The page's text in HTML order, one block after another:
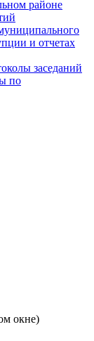
районе
и отчетах
заседаний
по